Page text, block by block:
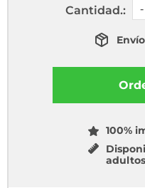
Cantidad.:
100%